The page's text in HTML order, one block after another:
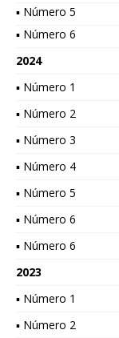
▪ Número 5
▪ Número 6
2024
▪ Número 1
▪ Número 2
▪ Número 3
▪ Número 4
▪ Número 5
▪ Número 6
▪ Número 6
2023
▪ Número 1
▪ Número 2